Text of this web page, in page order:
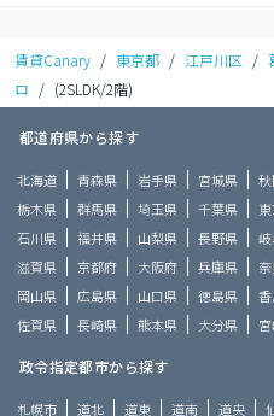
賃貸Canary / 東京都 / 江戸川区 /
ロ / (2SLDK/2階)
都道府県から探す
北海道 青森県 岩手県 宮城県
栃木県
群馬県 埼玉県 千葉県
石川県
福井県 山梨県 長野県
滋賀県
京都府 大阪府 兵庫県
岡山県
広島県 山口県 徳島県
佐賀県
長崎県 熊本県 大分県
政令指定都市から探す
札幌市 道北 道東 道南 道央